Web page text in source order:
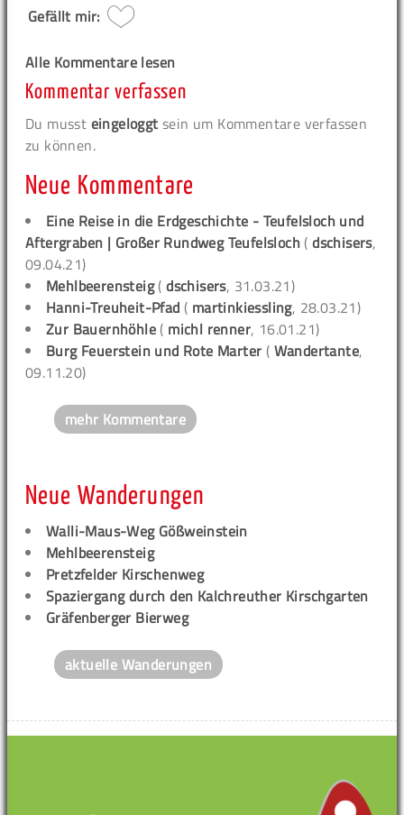
Gefällt mir:
Alle Kommentare lesen
Kommentar verfassen
Du musst eingeloggt sein um Kommentare verfassen
zu können.
Neue Kommentare
Eine Reise in die Erdgeschichte - Teufelsloch und
Aftergraben | Großer Rundweg Teufelsloch (dschisers,
09.04.21)
Mehlbeerensteig(dschisers, 31.03.21)
Hanni-Treuheit-Pfad ( martinkiessling, 28.03.21)
Zur Bauernhöhle ( michl renner, 16.01.21)
Burg Feuerstein und Rote Marter ( Wandertante,
09.11.20)
mehr Kommentare
Neue Wanderungen
Walli-Maus-Weg Gößweinstein
Mehlbeerensteig
Pretzfelder Kirschenweg
Spaziergang durch den Kalchreuther Kirschgarten
Gräfenberger Bierweg
aktuelle Wanderungen